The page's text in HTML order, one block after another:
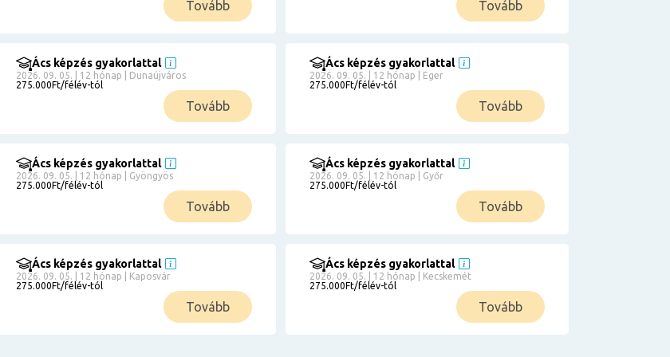
Tovább Tovább
Ács képzés gyakorlattal
2026. 09. 05. | 12 hónap | Dunaújváros
275.000Ft/félév-tól
Tovább
Ács képzés gyakorlattal
2026. 09. 05. | 12 hónap | Eger
275.000Ft/félév-tól
Tovább
Ács képzés gyakorlattal
2026. 09. 05. | 12 hónap | Gyöngyös
275.000Ft/félév-tól
Tovább
Ács képzés gyakorlattal
2026. 09. 05. | 12 hónap | Győr
275.000Ft/félév-tól
Tovább
Ács képzés gyakorlattal
2026. 09. 05. | 12 hónap | Kaposvár
275.000Ft/félév-tól
Tovább
Ács képzés gyakorlattal
2026. 09. 05. | 12 hónap | Kecskemét
275.000Ft/félév-tól
Tovább